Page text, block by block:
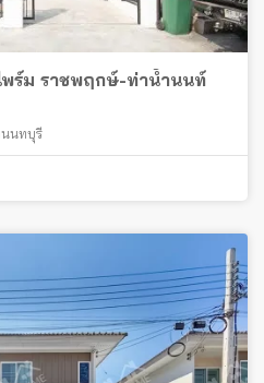
ร์ม ราชพฤกษ์-ท่าน้ำนนท์
นนทบุรี